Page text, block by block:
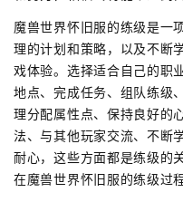
魔兽世界怀旧服的练级是一
理的计划和策略，以及不断
戏体验。选择适合自己的职
地点、完成任务、组队练级
理分配属性点、保持良好的
法、与其他玩家交流、不断
耐心，这些方面都是练级的
在魔兽世界怀旧服的练级过